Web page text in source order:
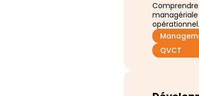
opérationnel.
QVCT